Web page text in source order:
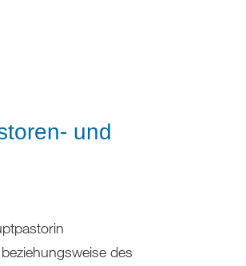
und
des